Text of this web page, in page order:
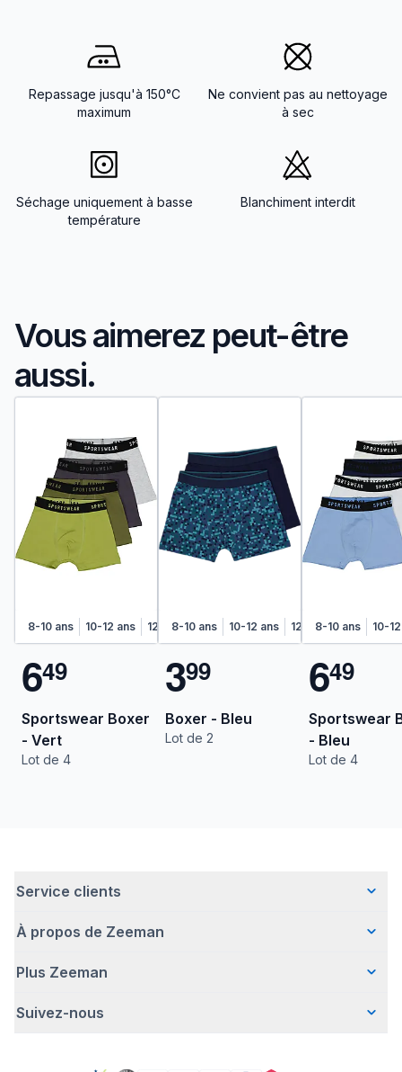
Repassage jusqu'à 150°C
maximum
Ne convient pas au nettoyage
à sec
Séchage uniquement à basse
température
Blanchiment interdit
Vous aimerez peut-être
aussi.
8-10 ans 10-12 ans 12-14 ans 14-16 ans
649
Sportswear Boxer
- Vert
Lot de 4
8-10 ans 10-12 ans 12-14 ans 14-16 ans
399
Boxer - Bleu
Lot de 2
8-10 ans 10-
649
Sportswear
- Bleu
Lot de 4
Service clients
Questions fréquentes
Livraison
Retour d'articles
À propos de Zeeman
Qui sommes-nous ?
Une entreprise responsable
Plus Zeeman
Avertissement de sécurité
Suivez-nous